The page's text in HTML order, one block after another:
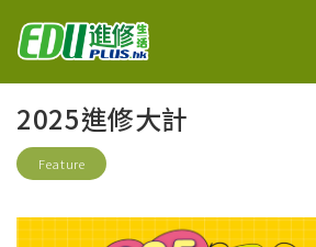
2025進修大計
Feature